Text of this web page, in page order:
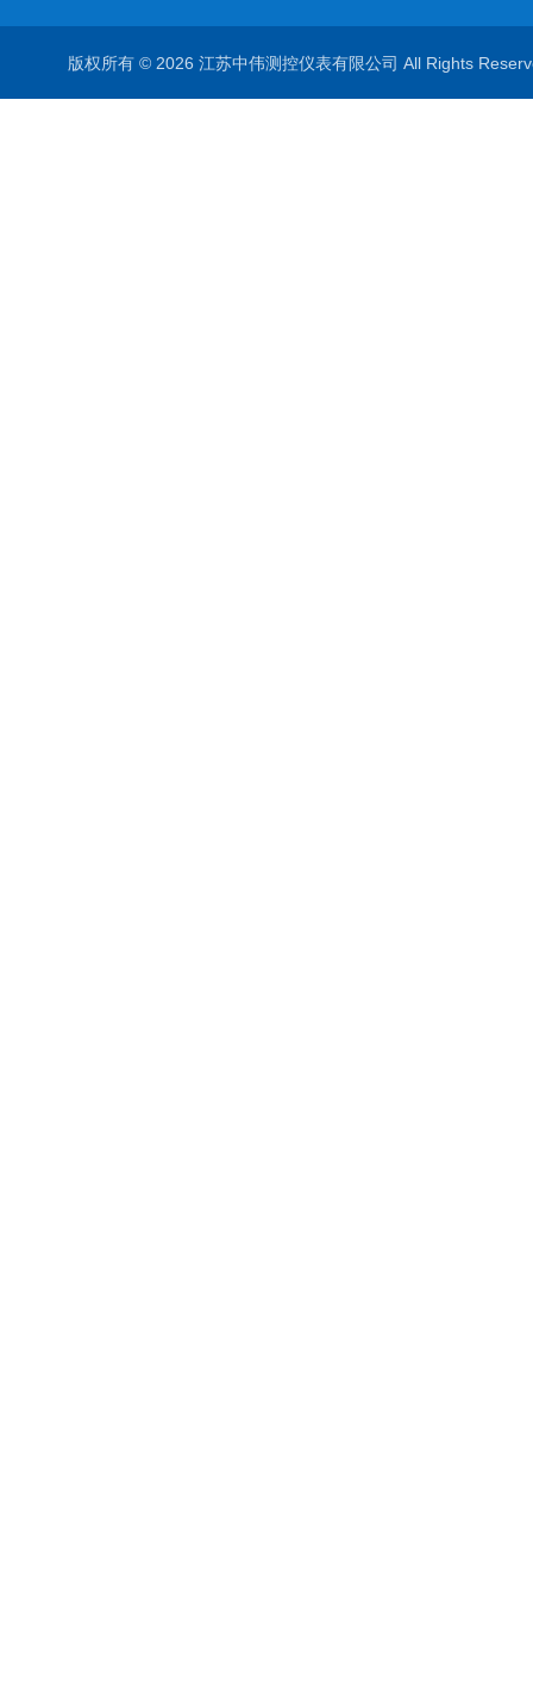
版权所有 © 2026 江苏中伟测控仪表有限公司 All Rights